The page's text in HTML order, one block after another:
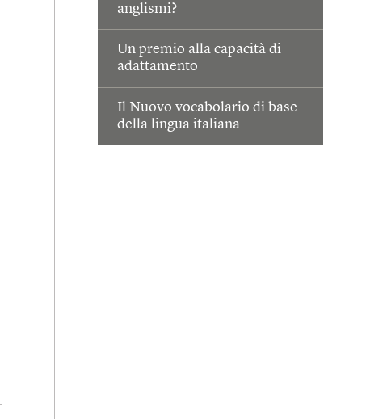
anglismi?
Un premio alla capacità di
adattamento
Il Nuovo vocabolario di base
della lingua italiana